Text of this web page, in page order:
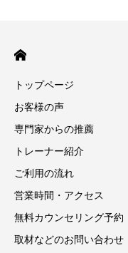
トップページ
お客様の声
専門家からの推薦
トレーナー紹介
ご利用の流れ
営業時間・アクセス
無料カウンセリング予約
取材などのお問い合わせ